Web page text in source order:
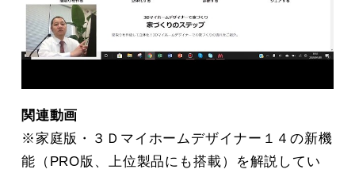
関連動画
※家庭版・３Ｄマイホームデザイナー１４の新機
能（PRO版、上位製品にも搭載）を解説してい